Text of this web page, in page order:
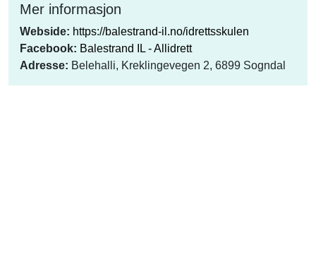
Mer informasjon
Webside: https://balestrand-il.no/idrettsskulen
Facebook: Balestrand IL - Allidrett
Adresse: Belehalli, Kreklingevegen 2, 6899 Sogndal